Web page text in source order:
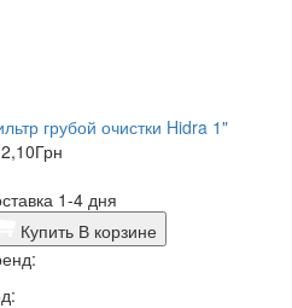
грубой очистки Hidra 1"
Грн
1-4 дня
Купить В корзине